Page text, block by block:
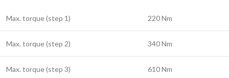
Max. torque (step 1) 220 Nm
Max. torque (step 2) 340 Nm
Max. torque (step 3) 610 Nm